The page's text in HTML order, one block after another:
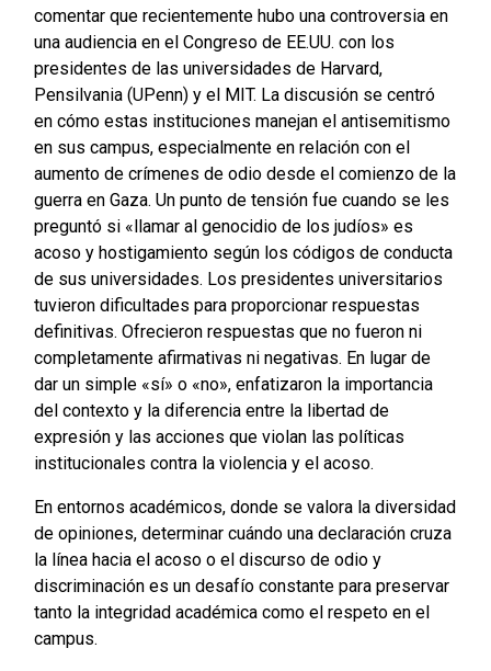
comentar que recientemente hubo una controversia en
una audiencia en el Congreso de EE.UU. con los
presidentes de las universidades de Harvard,
Pensilvania (UPenn) y el MIT. La discusión se centró
en cómo estas instituciones manejan el antisemitismo
en sus campus, especialmente en relación con el
aumento de crímenes de odio desde el comienzo de la
guerra en Gaza. Un punto de tensión fue cuando se les
preguntó si «llamar al genocidio de los judíos» es
acoso y hostigamiento según los códigos de conducta
de sus universidades. Los presidentes universitarios
tuvieron dificultades para proporcionar respuestas
definitivas. Ofrecieron respuestas que no fueron ni
completamente afirmativas ni negativas. En lugar de
dar un simple «sí» o «no», enfatizaron la importancia
del contexto y la diferencia entre la libertad de
expresión y las acciones que violan las políticas
institucionales contra la violencia y el acoso.
En entornos académicos, donde se valora la diversidad
de opiniones, determinar cuándo una declaración cruza
la línea hacia el acoso o el discurso de odio y
discriminación es un desafío constante para preservar
tanto la integridad académica como el respeto en el
campus.